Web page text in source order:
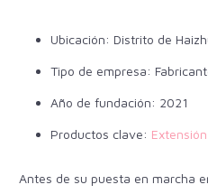
Ubicación: Distrito de
Tipo de empresa:
Año de fundación: 2021
Productos clave:
Antes de su puesta en marcha